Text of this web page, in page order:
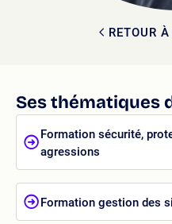
RETOUR
Ses thématiques
Formation sécurité,
agressions
Formation gestion des